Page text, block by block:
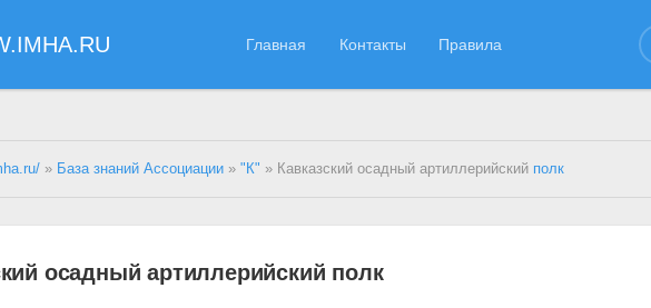
Главная Контакты Правила
» База знаний Ассоциации »"К" » Кавказский осадный артиллерийский полк
осадный артиллерийский полк